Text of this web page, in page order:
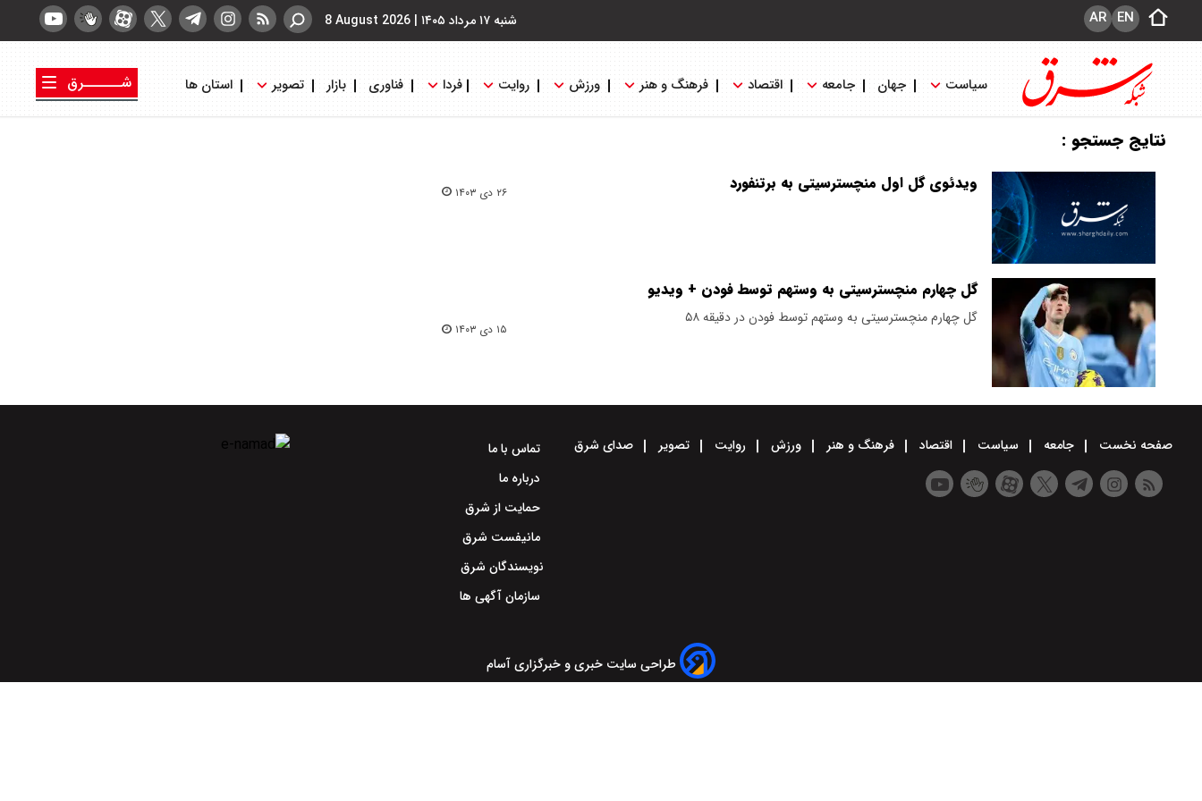
شنبه ۱۷ مرداد ۱۴۰۵ |
8 August 2026 EN
AR
سیاست جهان جامعه اقتصاد فرهنگ و هنر ورزش روایت فردا فناوری بازار تصویر استان ها
شــــــرق
نتایج جستجو :
ویدئوی گل اول منچسترسیتی به برتنفورد ۲۶ دی ۱۴۰۳
گل چهارم منچسترسیتی به وستهم توسط فودن + ویدیو
گل چهارم منچسترسیتی به وستهم توسط فودن در دقیقه ۵۸
۱۵ دی ۱۴۰۳
صفحه نخست جامعه سیاست اقتصاد فرهنگ و هنر ورزش روایت تصویر صدای شرق
تماس با ما
درباره ما
حمایت از شرق
مانیفست شرق
نویسندگان شرق
سازمان آگهی ها
طراحی سایت خبری و خبرگزاری آسام